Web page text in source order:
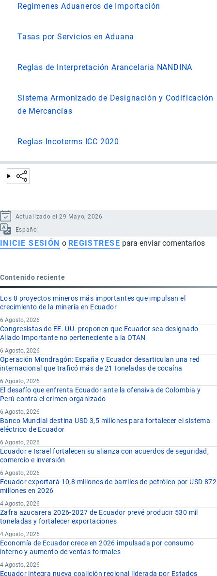
Regímenes Aduaneros de Importación
Tasas por Servicios en Aduana
Reglas de Interpretación Arancelaria NANDINA
Sistema Armonizado de Designación y Codificación
de Mercancías
Reglas Incoterms ICC 2020
Actualizado el 29 Mayo, 2026
Español
INICIE SESIÓN o REGISTRESE para enviar comentarios
Contenido reciente
Los 8 proyectos mineros más importantes que impulsan el
crecimiento de la minería en Ecuador
6 Agosto, 2026
Congresistas de EE. UU. proponen que Ecuador sea designado
Aliado Importante no perteneciente a la OTAN
6 Agosto, 2026
Operación Mondragón: España y Ecuador desarticulan una red
internacional que traficó más de 21 toneladas de cocaína
6 Agosto, 2026
El desafío que enfrenta Ecuador ante la ofensiva de Colombia y
Perú contra el crimen organizado
6 Agosto, 2026
Banco Mundial destina USD 3,5 millones para fortalecer el sistema
eléctrico de Ecuador
6 Agosto, 2026
Ecuador e Israel fortalecen su alianza con acuerdos de seguridad,
comercio e inversión
6 Agosto, 2026
Ecuador exportará 10,8 millones de barriles de petróleo por USD 872
millones en 2026
4 Agosto, 2026
Zafra azucarera 2026-2027 de Ecuador prevé producir 530 mil
toneladas y fortalecer exportaciones
4 Agosto, 2026
Economía de Ecuador crece en 2026 impulsada por consumo
interno y aumento de ventas formales
4 Agosto, 2026
Ecuador integra nueva coalición regional liderada por Estados